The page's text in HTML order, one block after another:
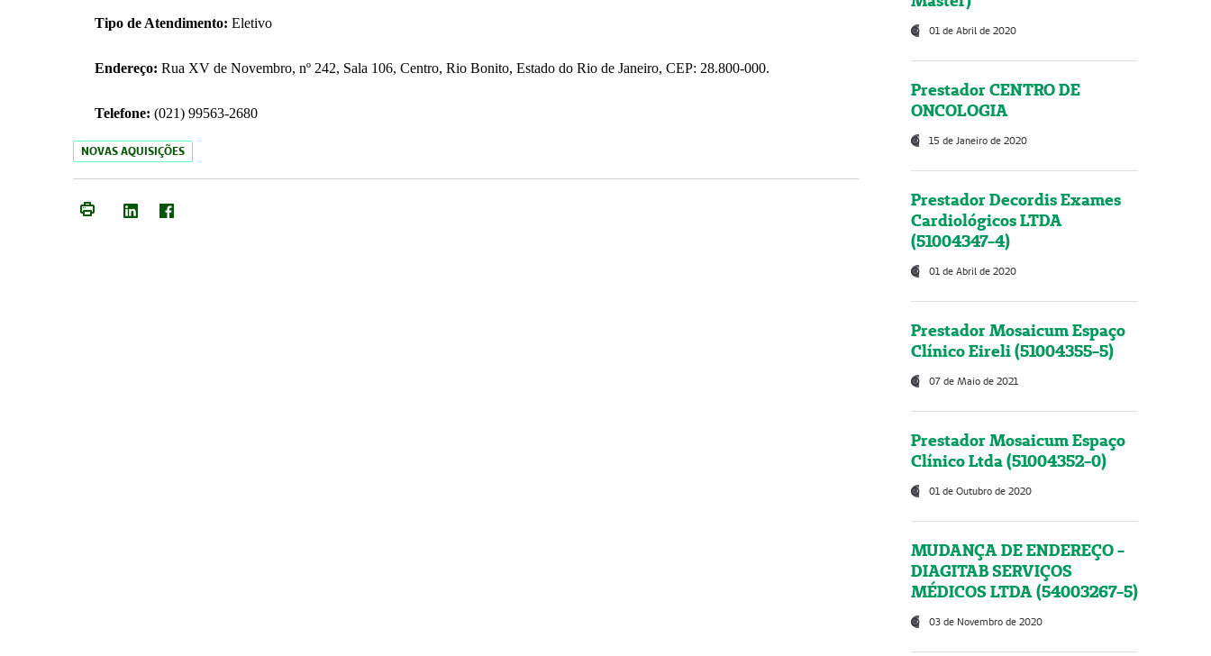
Tipo de Atendimento: Eletivo
Endereço: Rua XV de Novembro, nº 242, Sala 106, Centro, Rio Bonito, Estado do Rio de Janeiro, CEP: 28.800-000.
Telefone: (021) 99563-2680
NOVAS AQUISIÇÕES
01 de Abril de 2020
Prestador CENTRO DE
ONCOLOGIA
15 de Janeiro de 2020
Prestador Decordis Exames
Cardiológicos LTDA
(51004347-4)
01 de Abril de 2020
Prestador Mosaicum Espaço
Clínico Eireli (51004355-5)
07 de Maio de 2021
Prestador Mosaicum Espaço
Clínico Ltda (51004352-0)
01 de Outubro de 2020
MUDANÇA DE ENDEREÇO -
DIAGITAB SERVIÇOS
MÉDICOS LTDA (54003267-5)
03 de Novembro de 2020